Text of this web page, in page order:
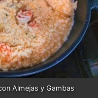
Almejas y Gambas